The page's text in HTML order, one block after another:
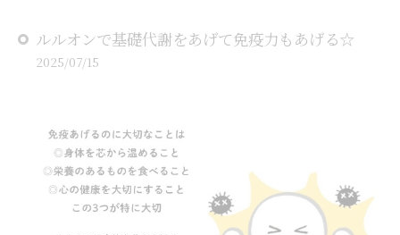
ルルオンで基礎代謝をあげて免疫力もあげる☆
2025/07/15